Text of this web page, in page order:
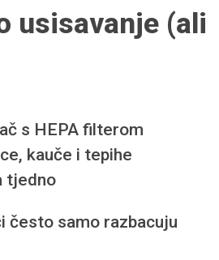
usisavanje (ali
s HEPA filterom
kauče i tepihe
tjedno
često samo razbacuju